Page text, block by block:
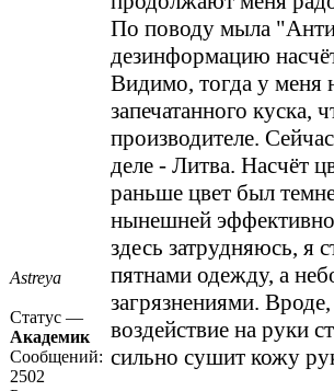
Astreya
Статус —
Академик
Сообщений:
2502
По поводу мыла
дезинформацию
Видимо, тогда у меня
запечатанного куска,
производителе.
деле - Литва. Насчёт
раньше цвет был
нынешней
здесь затрудняюсь, я
пятнами одежду, а
загрязнениями.
воздействие на руки
сильно сушит кожу